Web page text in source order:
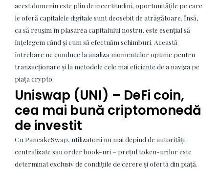
acest domeniu este plin de incertitudini, oportunitățile pe care
le oferă capitalele digitale sunt deosebit de atrăgătoare. Însă,
ca să reușim în plasarea capitalului nostru, este esențial să
înțelegem când și cum să efectuăm schimburi. Această
întrebare ne conduce la analiza momentelor optime pentru
tranzacționare și la metodele cele mai eficiente de a naviga pe
piața crypto.
Uniswap (UNI) – DeFi coin,
cea mai bună criptomonedă
de investit
Cu PancakeSwap, utilizatorii nu mai depind de autorități
centralizate sau order book-uri – prețul token-urilor este
determinat exclusiv de condițiile de cerere și ofertă din piață.